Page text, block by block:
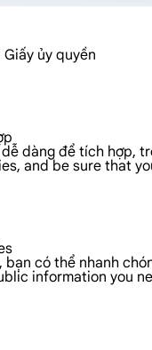
ủy quyền
dàng để tích hợp,
and be sure that
có thể nhanh
information you